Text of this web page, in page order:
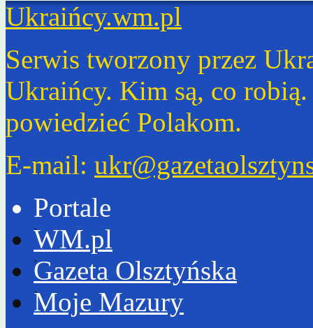
Ukraińcy.wm.pl
Serwis tworzony przez
Ukraińcy. Kim są, co
powiedzieć Polakom.
E-mail:
Portale
WM.pl
Gazeta Olsztyńska
Moje Mazury